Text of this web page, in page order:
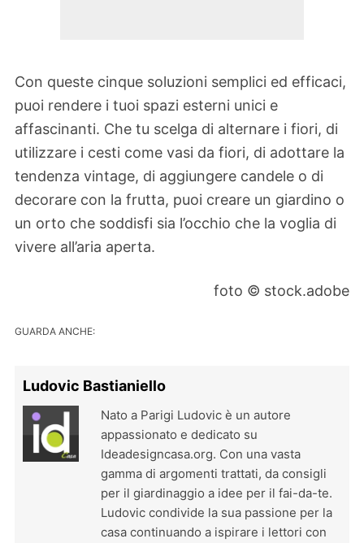
Con queste cinque soluzioni semplici ed efficaci,
puoi rendere i tuoi spazi esterni unici e
affascinanti. Che tu scelga di alternare i fiori, di
utilizzare i cesti come vasi da fiori, di adottare la
tendenza vintage, di aggiungere candele o di
decorare con la frutta, puoi creare un giardino o
un orto che soddisfi sia l’occhio che la voglia di
vivere all’aria aperta.
foto © stock.adobe
GUARDA ANCHE:
Ludovic Bastianiello
Nato a Parigi Ludovic è un autore
appassionato e dedicato su
Ideadesigncasa.org. Con una vasta
gamma di argomenti trattati, da consigli
per il giardinaggio a idee per il fai-da-te.
Ludovic condivide la sua passione per la
casa continuando a ispirare i lettori con